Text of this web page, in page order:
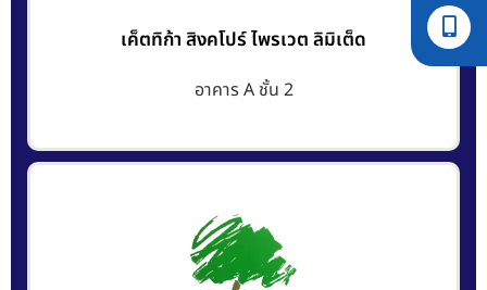
เค็ตทิก้า สิงคโปร์ ไพรเวต ลิมิเต็ด
อาคาร A ชั้น 2